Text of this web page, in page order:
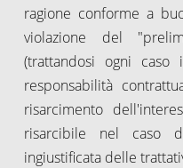
ragione conforme a
violazione del
(trattandosi ogni caso
responsabilità
risarcimento
risarcibile nel caso
ingiustificata delle